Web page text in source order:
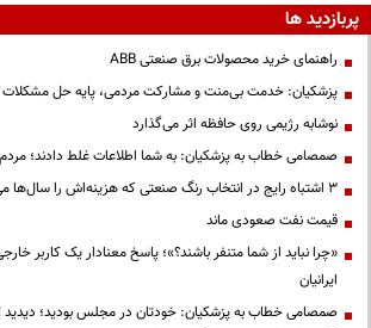
پربازدید ها
راهنمای خرید محصولات برق صنعتی ABB
پزشکیان: خدمت بی‌منت و مشارکت مردمی، پایه حل
نوشابه رژیمی روی حافظه اثر می‌گذارد
صمصامی خطاب به پزشکیان: به شما اطلاعات غلط دادند؛
3 اشتباه رایج در انتخاب رنگ صنعتی که هزینه‌اش را سال‌ها می‌پردازید...
قیمت نفت صعودی ماند
«چرا نباید از شما متنفر باشند؟»؛ پاسخ معنادار یک کاربر
ایرانیان
صمصامی خطاب به پزشکیان: خودتان در مجلس بودید؛ دیدید